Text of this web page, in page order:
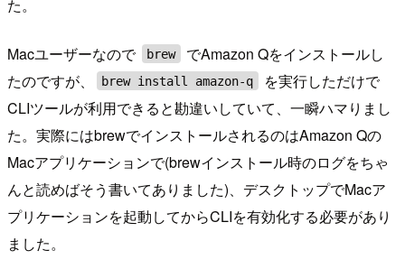
た。
Macユーザーなので brew
でAmazon Qをインストールし
たのですが、
brew install amazon-q
を実行しただけで
CLIツールが利用できると勘違いしていて、一瞬ハマりまし
た。実際にはbrewでインストールされるのはAmazon Qの
Macアプリケーションで(brewインストール時のログをちゃ
んと読めばそう書いてありました)、デスクトップでMacア
プリケーションを起動してからCLIを有効化する必要があり
ました。